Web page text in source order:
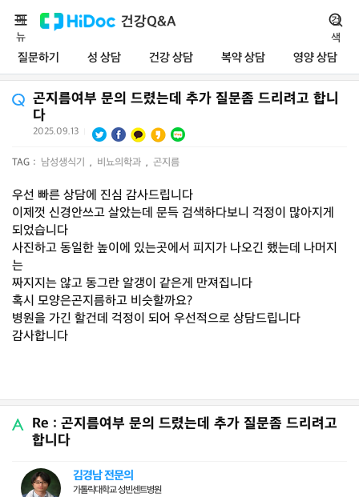
건강Q&A
질문하기 성 상담 건강 상담 복약 상담 영양 상담
메
뉴
검
색
곤지름여부 문의 드렸는데 추가 질문좀 드리려고 합니
다
2025.09.13
TAG : 남성생식기 , 비뇨의학과 , 곤지름
우선 빠른 상담에 진심 감사드립니다
이제껏 신경안쓰고 살았는데 문득 검색하다보니 걱정이 많아지게
되었습니다
사진하고 동일한 높이에 있는곳에서 피지가 나오긴 했는데 나머지
는
짜지지는 않고 동그란 알갱이 같은게 만져집니다
혹시 모양은곤지름하고 비슷할까요?
병원을 가긴 할건데 걱정이 되어 우선적으로 상담드립니다
감사합니다
Re : 곤지름여부 문의 드렸는데 추가 질문좀 드리려고
합니다
김경남 전문의
가톨릭대학교 성빈센트병원